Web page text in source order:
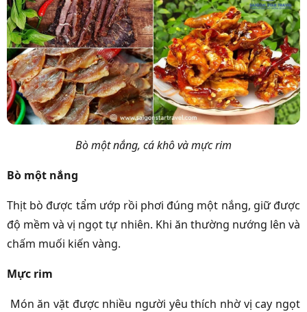
Bò một nắng, cá khô và mực rim
Bò một nắng
Thịt bò được tẩm ướp rồi phơi đúng một nắng, giữ được
độ mềm và vị ngọt tự nhiên. Khi ăn thường nướng lên và
chấm muối kiến vàng.
Mực rim
Món ăn vặt được nhiều người yêu thích nhờ vị cay ngọt